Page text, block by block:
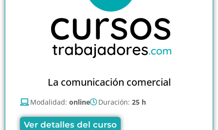
La comunicación comercial
Modalidad: online Duración: 25 h
Ver detalles del curso